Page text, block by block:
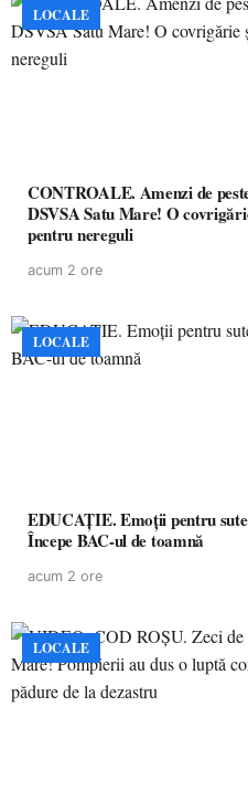
LOCALE
CONTROALE. Amenzi de
DSVSA Satu Mare! O
pentru nereguli
acum 2 ore
LOCALE
EDUCAȚIE. Emoții pentru
Începe BAC-ul de toamnă
acum 2 ore
LOCALE